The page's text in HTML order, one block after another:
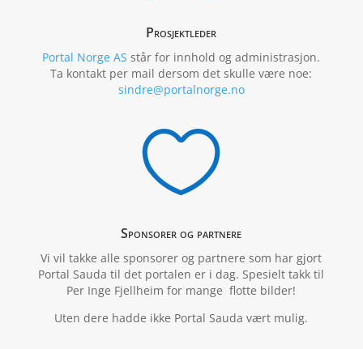
Prosjektleder
Portal Norge AS står for innhold og administrasjon.
Ta kontakt per mail dersom det skulle være noe:
sindre@portalnorge.no

Sponsorer og partnere
Vi vil takke alle sponsorer og partnere som har gjort
Portal Sauda til det portalen er i dag. Spesielt takk til
Per Inge Fjellheim for mange flotte bilder!
Uten dere hadde ikke Portal Sauda vært mulig.